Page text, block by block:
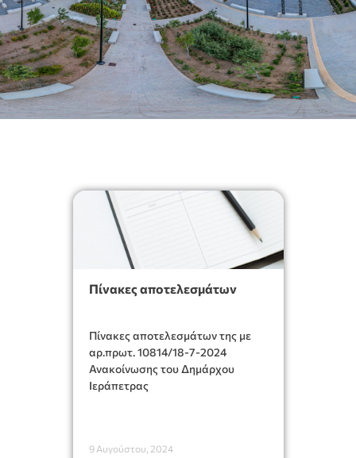
Πίνακες αποτελεσμάτων
Πίνακες αποτελεσμάτων της με
αρ.πρωτ. 10814/18-7-2024
Ανακοίνωσης του Δημάρχου
Ιεράπετρας
9 Αυγούστου, 2024